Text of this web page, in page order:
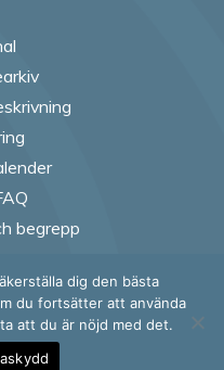
begrepp
us onus on
Follow
dig den bästa
du fortsätter att använda
att du är nöjd med det.